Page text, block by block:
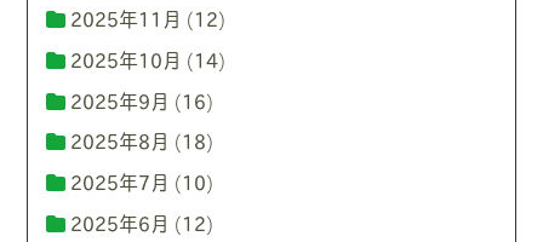
2025年11月 (12)
2025年10月 (14)
2025年9月 (16)
2025年8月 (18)
2025年7月 (10)
2025年6月 (12)